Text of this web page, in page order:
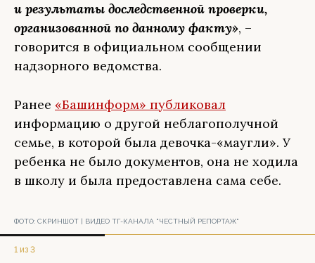
и результаты доследственной проверки,
организованной по данному факту», –
говорится в официальном сообщении
надзорного ведомства.
Ранее «Башинформ» публиковал
информацию о другой неблагополучной
семье, в которой была девочка-«маугли». У
ребенка не было документов, она не ходила
в школу и была предоставлена сама себе.
ФОТО: СКРИНШОТ | ВИДЕО ТГ-КАНАЛА "ЧЕСТНЫЙ РЕПОРТАЖ"
1 из 3